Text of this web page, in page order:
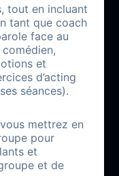
tout en incluant
tant que coach
face au
et
d’acting
séances).
mettrez en
pour
et
et de